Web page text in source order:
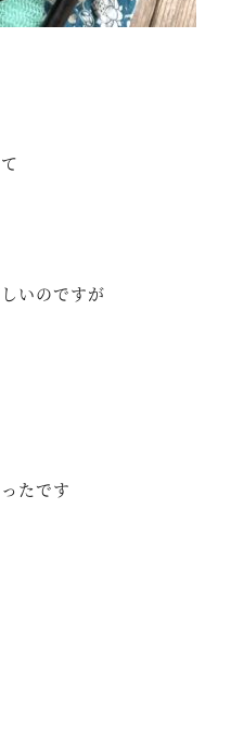
いのですが
たです